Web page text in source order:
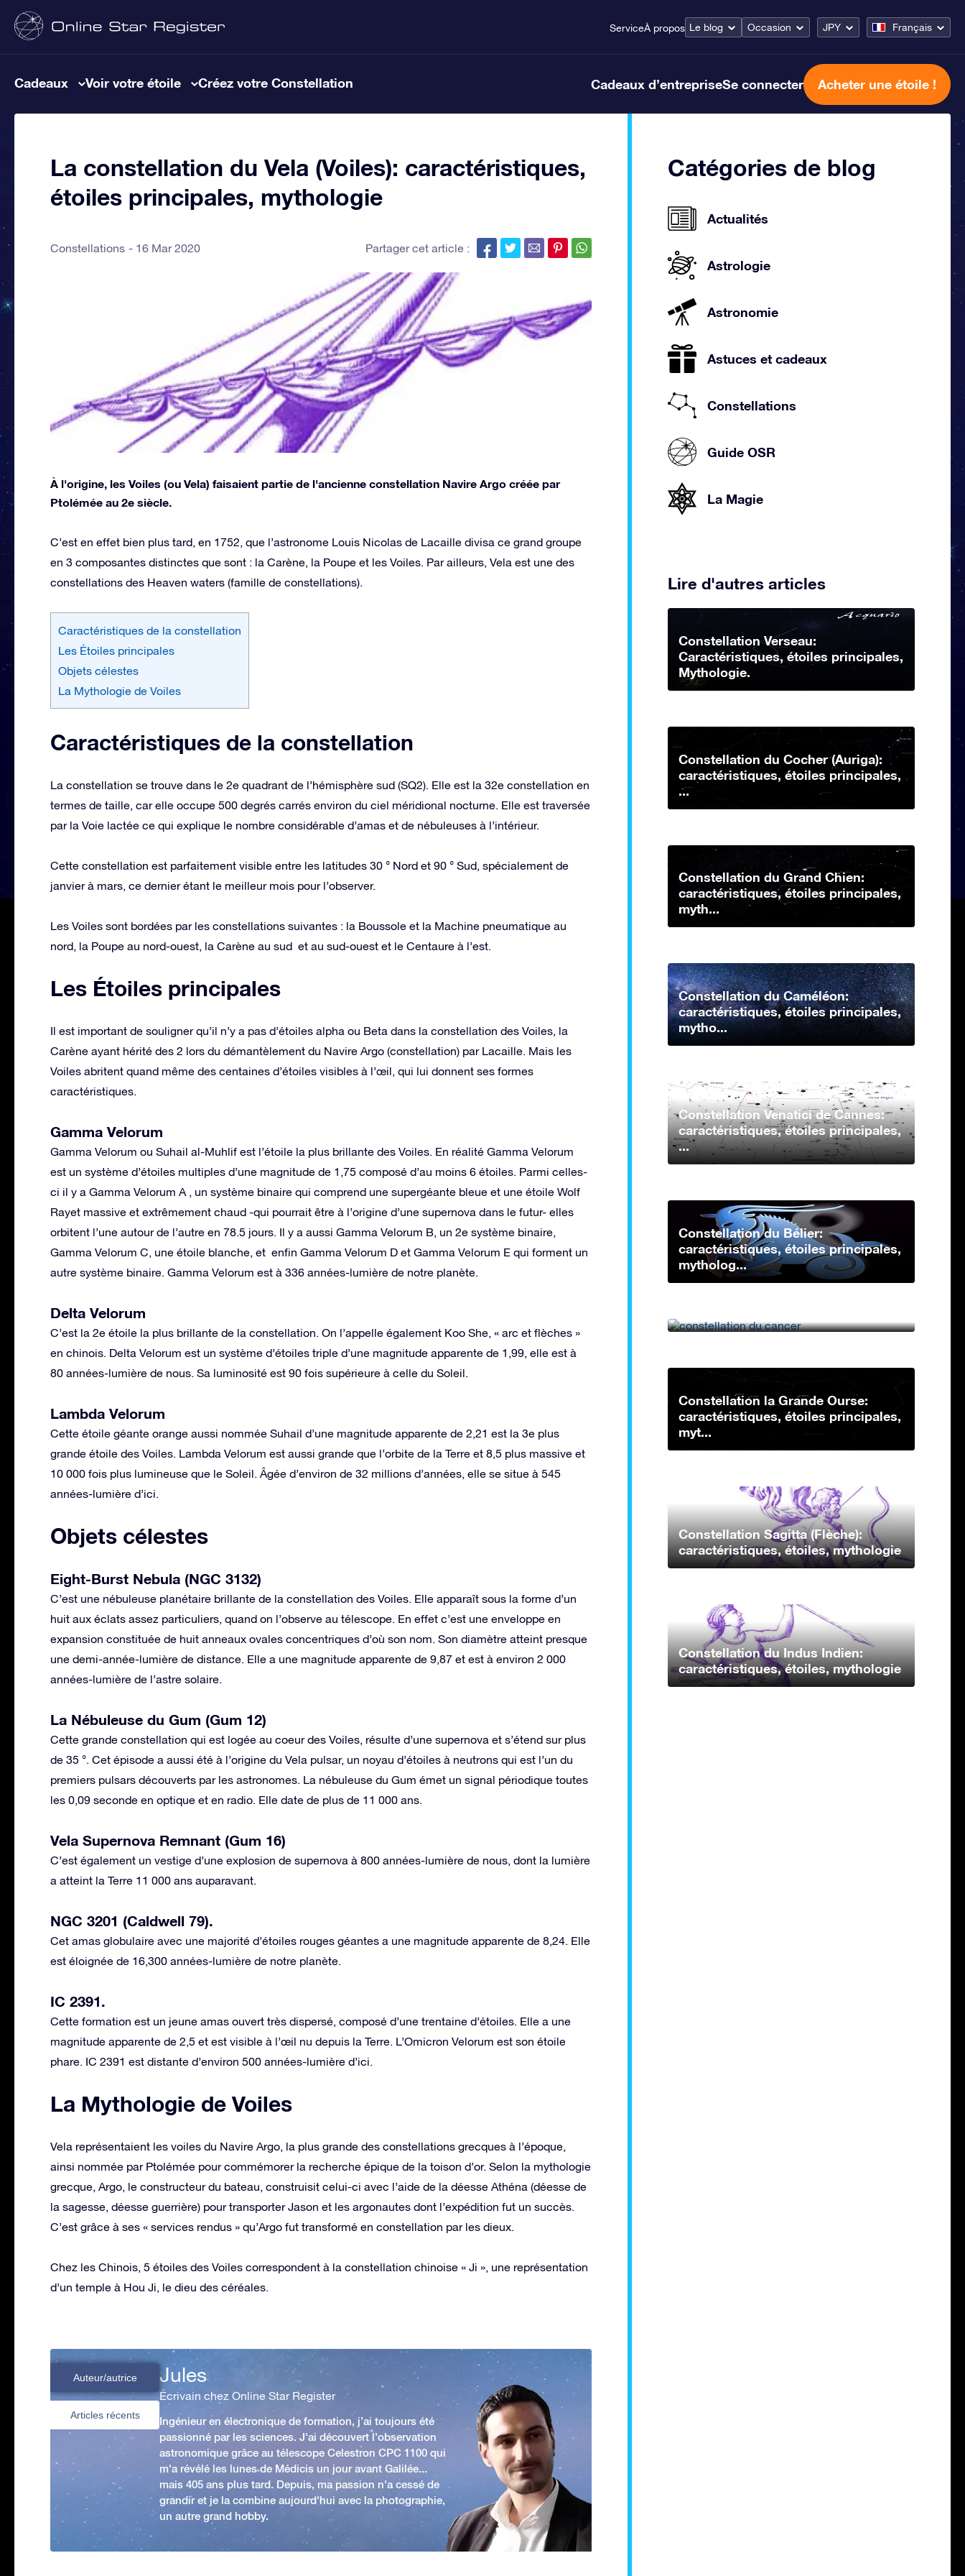
ServiceÀ propos Le blog Occasion JPY Français
Cadeaux Voir votre étoile Créez votre Constellation Cadeaux d’entrepriseSe connecter Acheter une étoile !
La constellation du Vela (Voiles): caractéristiques,
étoiles principales, mythologie
Constellations 16 Mar 2020 Partager cet article :
À l'origine, les Voiles (ou Vela) faisaient partie de l'ancienne constellation Navire Argo créée par
Ptolémée au 2e siècle.
C’est en effet bien plus tard, en 1752, que l’astronome Louis Nicolas de Lacaille divisa ce grand groupe
en 3 composantes distinctes que sont : la Carène, la Poupe et les Voiles. Par ailleurs, Vela est une des
constellations des Heaven waters (famille de constellations).
Caractéristiques de la constellation
Les Étoiles principales
Objets célestes
La Mythologie de Voiles
Caractéristiques de la constellation
La constellation se trouve dans le 2e quadrant de l’hémisphère sud (SQ2). Elle est la 32e constellation en
termes de taille, car elle occupe 500 degrés carrés environ du ciel méridional nocturne. Elle est traversée
par la Voie lactée ce qui explique le nombre considérable d’amas et de nébuleuses à l’intérieur.
Cette constellation est parfaitement visible entre les latitudes 30 ° Nord et 90 ° Sud, spécialement de
janvier à mars, ce dernier étant le meilleur mois pour l’observer.
Les Voiles sont bordées par les constellations suivantes : la Boussole et la Machine pneumatique au
nord, la Poupe au nord-ouest, la Carène au sud et au sud-ouest et le Centaure à l’est.
Les Étoiles principales
Il est important de souligner qu’il n’y a pas d’étoiles alpha ou Beta dans la constellation des Voiles, la
Carène ayant hérité des 2 lors du démantèlement du Navire Argo (constellation) par Lacaille. Mais les
Voiles abritent quand même des centaines d’étoiles visibles à l’œil, qui lui donnent ses formes
caractéristiques.
Gamma Velorum
Gamma Velorum ou Suhail al-Muhlif est l’étoile la plus brillante des Voiles. En réalité Gamma Velorum
est un système d’étoiles multiples d’une magnitude de 1,75 composé d’au moins 6 étoiles. Parmi celles-
ci il y a Gamma Velorum A , un système binaire qui comprend une supergéante bleue et une étoile Wolf
Rayet massive et extrêmement chaud -qui pourrait être à l’origine d’une supernova dans le futur- elles
orbitent l’une autour de l’autre en 78.5 jours. Il y a aussi Gamma Velorum B, un 2e système binaire,
Gamma Velorum C, une étoile blanche, et enfin Gamma Velorum D et Gamma Velorum E qui forment un
autre système binaire. Gamma Velorum est à 336 années-lumière de notre planète.
Delta Velorum
C’est la 2e étoile la plus brillante de la constellation. On l’appelle également Koo She, « arc et flèches »
en chinois. Delta Velorum est un système d’étoiles triple d’une magnitude apparente de 1,99, elle est à
80 années-lumière de nous. Sa luminosité est 90 fois supérieure à celle du Soleil.
Lambda Velorum
Cette étoile géante orange aussi nommée Suhail d’une magnitude apparente de 2,21 est la 3e plus
grande étoile des Voiles. Lambda Velorum est aussi grande que l’orbite de la Terre et 8,5 plus massive et
10 000 fois plus lumineuse que le Soleil. Âgée d’environ de 32 millions d’années, elle se situe à 545
années-lumière d’ici.
Objets célestes
Eight-Burst Nebula (NGC 3132)
C’est une nébuleuse planétaire brillante de la constellation des Voiles. Elle apparaît sous la forme d’un
huit aux éclats assez particuliers, quand on l’observe au télescope. En effet c’est une enveloppe en
expansion constituée de huit anneaux ovales concentriques d’où son nom. Son diamètre atteint presque
une demi-année-lumière de distance. Elle a une magnitude apparente de 9,87 et est à environ 2 000
années-lumière de l’astre solaire.
La Nébuleuse du Gum (Gum 12)
Cette grande constellation qui est logée au coeur des Voiles, résulte d’une supernova et s’étend sur plus
de 35 °. Cet épisode a aussi été à l’origine du Vela pulsar, un noyau d’étoiles à neutrons qui est l’un du
premiers pulsars découverts par les astronomes. La nébuleuse du Gum émet un signal périodique toutes
les 0,09 seconde en optique et en radio. Elle date de plus de 11 000 ans.
Vela Supernova Remnant (Gum 16)
C’est également un vestige d’une explosion de supernova à 800 années-lumière de nous, dont la lumière
a atteint la Terre 11 000 ans auparavant.
NGC 3201 (Caldwell 79).
Cet amas globulaire avec une majorité d’étoiles rouges géantes a une magnitude apparente de 8,24. Elle
est éloignée de 16,300 années-lumière de notre planète.
IC 2391.
Cette formation est un jeune amas ouvert très dispersé, composé d’une trentaine d’étoiles. Elle a une
magnitude apparente de 2,5 et est visible à l’œil nu depuis la Terre. L’Omicron Velorum est son étoile
phare. IC 2391 est distante d’environ 500 années-lumière d’ici.
La Mythologie de Voiles
Vela représentaient les voiles du Navire Argo, la plus grande des constellations grecques à l’époque,
ainsi nommée par Ptolémée pour commémorer la recherche épique de la toison d’or. Selon la mythologie
grecque, Argo, le constructeur du bateau, construisit celui-ci avec l’aide de la déesse Athéna (déesse de
la sagesse, déesse guerrière) pour transporter Jason et les argonautes dont l’expédition fut un succès.
C’est grâce à ses « services rendus » qu’Argo fut transformé en constellation par les dieux.
Chez les Chinois, 5 étoiles des Voiles correspondent à la constellation chinoise « Ji », une représentation
d’un temple à Hou Ji, le dieu des céréales.
Auteur/autrice
Articles récents
Jules
Écrivain chez Online Star Register
Ingénieur en électronique de formation, j’ai toujours été
passionné par les sciences. J'ai découvert l'observation
astronomique grâce au télescope Celestron CPC 1100 qui
m'a révélé les lunes de Médicis un jour avant Galilée...
mais 405 ans plus tard. Depuis, ma passion n'a cessé de
grandir et je la combine aujourd'hui avec la photographie,
un autre grand hobby.
Catégories de blog
Actualités
Astrologie
Astronomie
Astuces et cadeaux
Constellations
Guide OSR
La Magie
Lire d'autres articles
Constellation Verseau:
Caractéristiques, étoiles principales,
Mythologie.
Constellation du Cocher (Auriga):
caractéristiques, étoiles principales,
...
Constellation du Grand Chien:
caractéristiques, étoiles principales,
myth...
Constellation du Caméléon:
caractéristiques, étoiles principales,
mytho...
Constellation Venatici de Cannes:
caractéristiques, étoiles principales,
...
Constellation du Bélier:
caractéristiques, étoiles principales,
mytholog...
Constellation du Cancer:
Constellation la Grande Ourse:
caractéristiques, étoiles principales,
myt...
Constellation Sagitta (Flèche):
caractéristiques, étoiles, mythologie
Constellation du Indus Indien:
caractéristiques, étoiles, mythologie